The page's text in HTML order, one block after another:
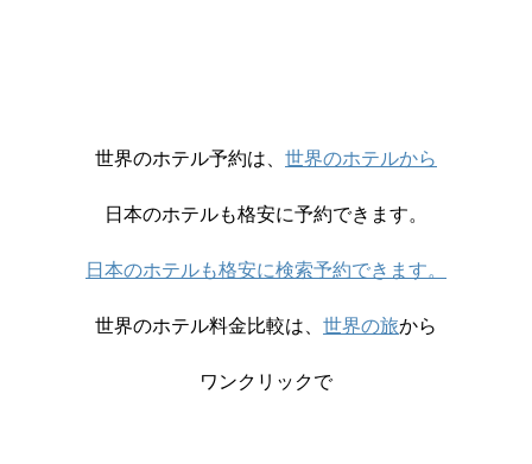
世界のホテル予約は、 世界のホテルから
日本のホテルも格安に予約できます。
日本のホテルも格安に検索予約できます。
世界のホテル料金比較は、 世界の旅から
ワンクリックで